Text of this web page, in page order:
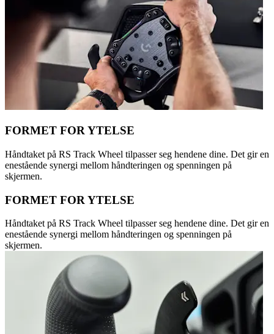
FORMET FOR YTELSE
Håndtaket på RS Track Wheel tilpasser seg hendene dine. Det gir en
enestående synergi mellom håndteringen og spenningen på
skjermen.
FORMET FOR YTELSE
Håndtaket på RS Track Wheel tilpasser seg hendene dine. Det gir en
enestående synergi mellom håndteringen og spenningen på
skjermen.